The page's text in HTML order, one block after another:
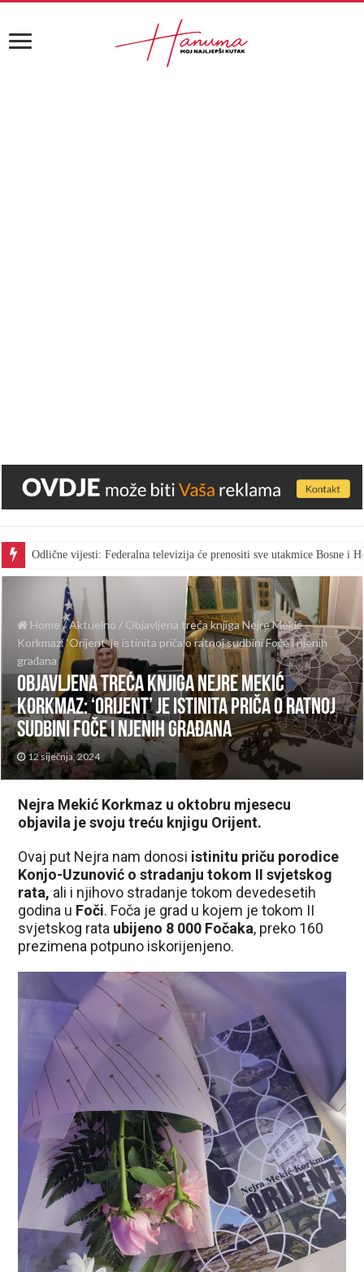
Odlične vijesti: Federalna televizija će prenositi sve utakmice Bosne i
Home /Aktuelno / Objavljena treća knjiga Nejre Mekić
Korkmaz: ‘Orijent’ je istinita priča o ratnoj sudbini Foče i njenih
građana
Objavljena treća knjiga Nejre Mekić
Korkmaz: ‘Orijent’ je istinita priča o ratnoj
sudbini Foče i njenih građana
12 siječnja, 2024
Nejra Mekić Korkmaz u oktobru mjesecu
objavila je svoju treću knjigu Orijent.
Ovaj put Nejra nam donosi istinitu priču porodice
Konjo-Uzunović o stradanju tokom II svjetskog
rata, ali i njihovo stradanje tokom devedesetih
godina u Foči. Foča je grad u kojem je tokom II
svjetskog rata ubijeno 8 000 Fočaka, preko 160
prezimena potpuno iskorijenjeno.